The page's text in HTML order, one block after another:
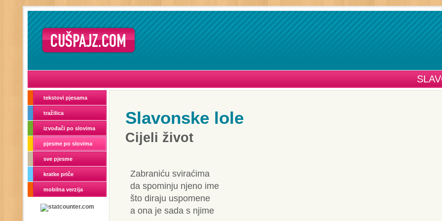
tekstovi pjesama
tražilica
izvođači po slovima
pjesme po slovima
sve pjesme
kratke priče
mobilna verzija
Slavonske lole
Cijeli život
Zabraniću sviraćima
da spominju njeno ime
što diraju uspomene
a ona je sada s njime